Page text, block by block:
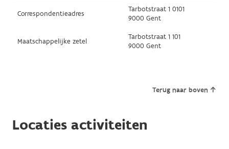
Correspondentieadres
Tarbotstraat 1 0101
9000 Gent
Maatschappelijke zetel
Tarbotstraat 1 101
9000 Gent
Terug naar boven
Locaties activiteiten